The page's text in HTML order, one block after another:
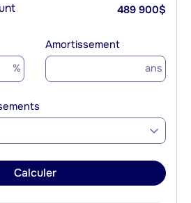
489 900$
%
Amortissement
ans
Calculer